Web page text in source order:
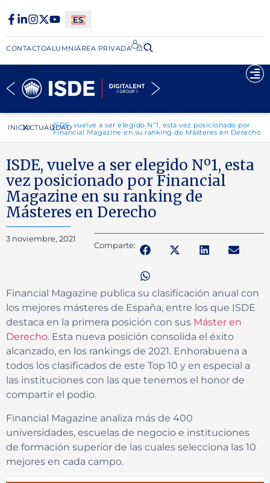
CONTACTOALUMNIÁREA PRIVADA​
INICIOACTUALIDADISDE, vuelve a ser elegido Nº1, esta vez posicionado por
Financial Magazine en su ranking de Másteres en Derecho
ISDE, vuelve a ser elegido Nº1, esta
vez posicionado por Financial
Magazine en su ranking de
Másteres en Derecho
3 noviembre, 2021
Comparte:
Financial Magazine publica su clasificación anual con
los mejores másteres de España, entre los que ISDE
destaca en la primera posición con sus Máster en
Derecho. Esta nueva posición consolida el éxito
alcanzado, en los rankings de 2021. Enhorabuena a
todos los clasificados de este Top 10 y en especial a
las instituciones con las que tenemos el honor de
compartir el podio.
Financial Magazine analiza más de 400
universidades, escuelas de negocio e instituciones
de formación superior de las cuales selecciona las 10
mejores en cada campo.